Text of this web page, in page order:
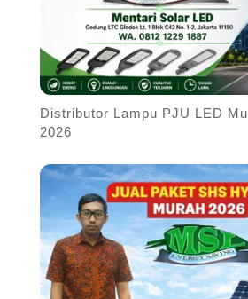
Distributor Lampu PJU LED
2026